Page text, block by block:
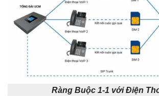
Ràng Buộc 1-1 với Điện